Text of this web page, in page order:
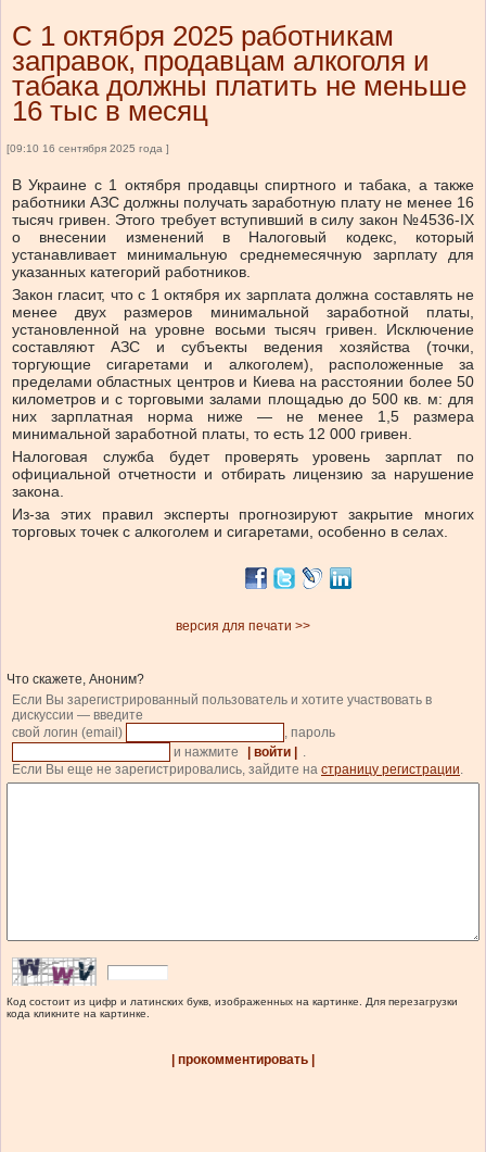
С 1 октября 2025 работникам
заправок, продавцам алкоголя и
табака должны платить не меньше
16 тыс в месяц
[09:10 16 сентября 2025 года ]
В Украине с 1 октября продавцы спиртного и табака, а также
работники АЗС должны получать заработную плату не менее 16
тысяч гривен. Этого требует вступивший в силу закон №4536-IX
о внесении изменений в Налоговый кодекс, который
устанавливает минимальную среднемесячную зарплату для
указанных категорий работников.
Закон гласит, что с 1 октября их зарплата должна составлять не
менее двух размеров минимальной заработной платы,
установленной на уровне восьми тысяч гривен. Исключение
составляют АЗС и субъекты ведения хозяйства (точки,
торгующие сигаретами и алкоголем), расположенные за
пределами областных центров и Киева на расстоянии более 50
километров и с торговыми залами площадью до 500 кв. м: для
них зарплатная норма ниже — не менее 1,5 размера
минимальной заработной платы, то есть 12 000 гривен.
Налоговая служба будет проверять уровень зарплат по
официальной отчетности и отбирать лицензию за нарушение
закона.
Из-за этих правил эксперты прогнозируют закрытие многих
торговых точек с алкоголем и сигаретами, особенно в селах.
версия для печати >>
Что скажете, Аноним?
Если Вы зарегистрированный пользователь и хотите участвовать в
дискуссии — введите
свой логин (email)
, пароль
и нажмите
| войти |
.
Если Вы еще не зарегистрировались, зайдите на страницу регистрации.
Код состоит из цифр и латинских букв, изображенных на картинке. Для перезагрузки
кода кликните на картинке.
| прокомментировать |